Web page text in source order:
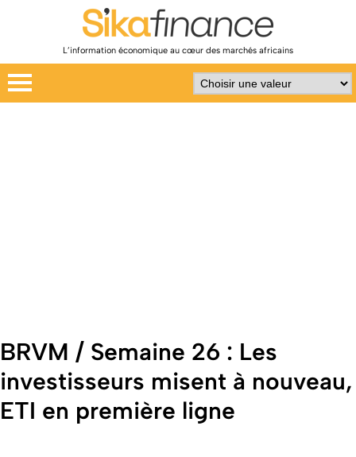
L’information économique au cœur des marchés africains
BRVM / Semaine 26 : Les
investisseurs misent à nouveau,
ETI en première ligne